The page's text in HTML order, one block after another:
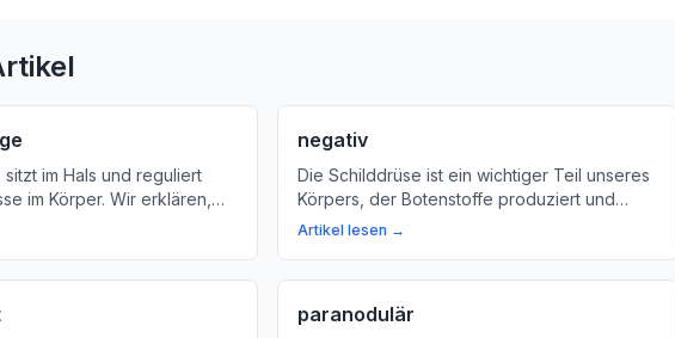
im Hals und reguliert
im Körper. Wir erklären,
Lage bedeutet und warum
negativ
Die Schilddrüse ist ein wichtiger Teil unseres
Körpers, der Botenstoffe produziert und
reguliert. Erfahren Sie mehr über die
Artikel lesen →
paranodulär